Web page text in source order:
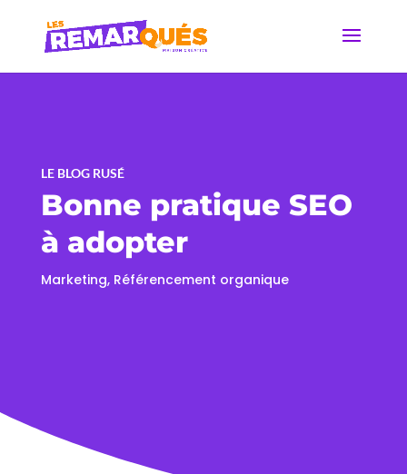
LE BLOG RUSÉ
Bonne pratique SEO
à adopter
Marketing, Référencement organique